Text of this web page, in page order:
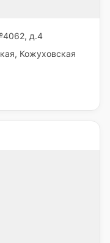
д.4
Кожуховская